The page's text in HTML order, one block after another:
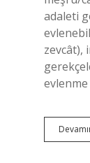
adaleti
zevcât),
evlenme